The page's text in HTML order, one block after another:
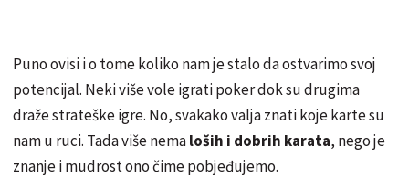
Puno ovisi i o tome koliko nam je stalo da ostvarimo svoj
potencijal. Neki više vole igrati poker dok su drugima
draže strateške igre. No, svakako valja znati koje karte su
nam u ruci. Tada više nemaloših i dobrih karata, nego je
znanje i mudrost ono čime pobjeđujemo.